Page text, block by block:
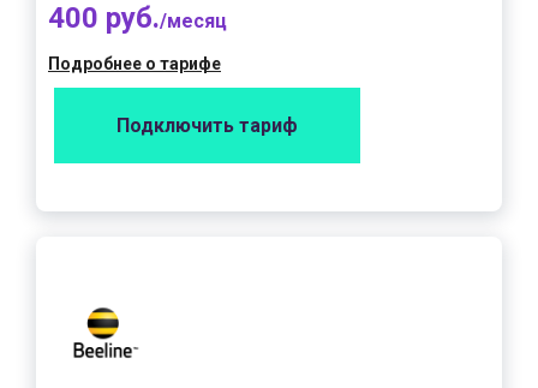
400 руб./месяц
Подробнее о тарифе
Подключить тариф